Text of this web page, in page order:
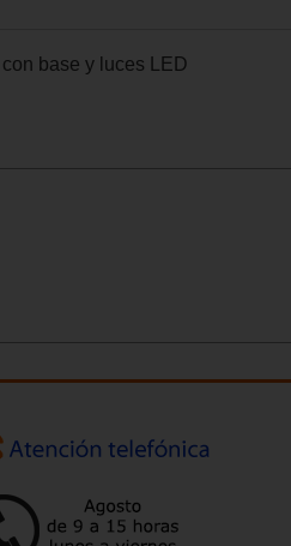
base y luces LED